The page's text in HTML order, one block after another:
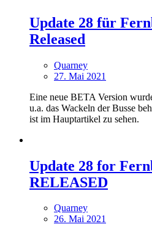
Update 28 für
Released
Quarney
27. Mai 2021
Eine neue BETA Version
u.a. das Wackeln der Busse
ist im Hauptartikel zu sehen.
Update 28 for
RELEASED
Quarney
26. Mai 2021